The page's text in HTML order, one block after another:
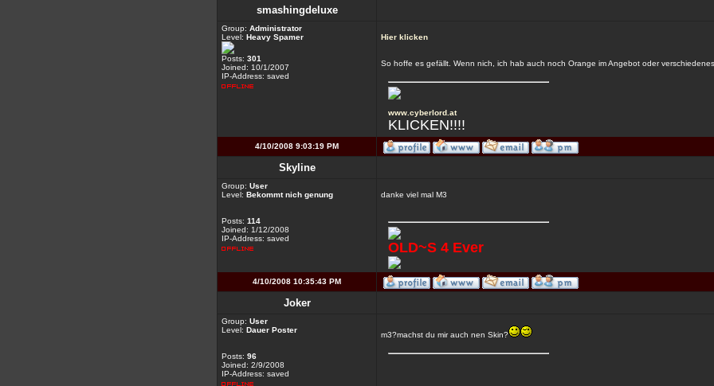
smashingdeluxe
Group: Administrator
Level: Heavy Spamer
Posts: 301
Joined: 10/1/2007
IP-Address: saved
Hier klicken
So hoffe es gefällt. Wenn nich, ich hab auch noch Orange im Angebot oder
www.cyberlord.at
KLICKEN!!!!
4/10/2008 9:03:19 PM
Skyline
Group: User
Level: Bekommt nich genung
Posts: 114
Joined: 1/12/2008
IP-Address: saved
danke viel mal M3
OLD~S 4 Ever
4/10/2008 10:35:43 PM
Joker
Group: User
Level: Dauer Poster
Posts: 96
Joined: 2/9/2008
IP-Address: saved
m3?machst du mir auch nen Skin?